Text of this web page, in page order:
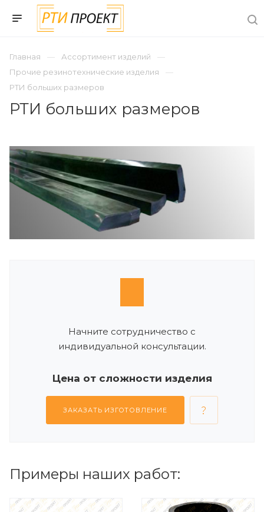
Главная
Ассортимент изделий
Прочие резинотехнические изделия
РТИ больших размеров
РТИ больших размеров
Начните сотрудничество с
индивидуальной консультации.
Цена от сложности изделия
ЗАКАЗАТЬ ИЗГОТОВЛЕНИЕ
Примеры наших работ: